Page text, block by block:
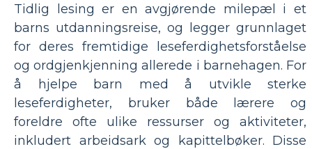
Tidlig lesing er en avgjørende milepæl i et
barns utdanningsreise, og legger grunnlaget
for deres fremtidige leseferdighetsforståelse
og ordgjenkjenning allerede i barnehagen. For
å hjelpe barn med å utvikle sterke
leseferdigheter, bruker både lærere og
foreldre ofte ulike ressurser og aktiviteter,
inkludert arbeidsark og kapittelbøker. Disse